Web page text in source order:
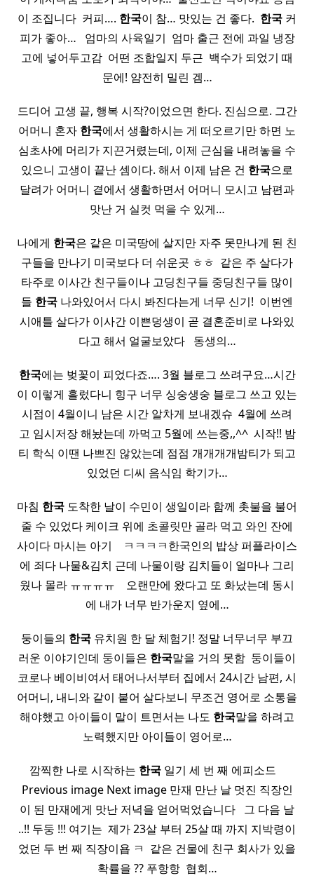
이 조집니다 ​ 커피…. 한국이 참… 맛있는 건 좋다. ​ 한국 커
피가 좋아… ​ ​ 엄마의 사육일기 ​ 엄마 출근 전에 과일 냉장
고에 넣어두고감 ​ 어떤 조합일지 두근 ​ 백수가 되었기 때
문에! 얌전히 밀린 겜…
드디어 고생 끝, 행복 시작?이었으면 한다. 진심으로. 그간
어머니 혼자 한국에서 생활하시는 게 떠오르기만 하면 노
심초사에 머리가 지끈거렸는데, 이제 근심을 내려놓을 수
있으니 고생이 끝난 셈이다. 해서 이제 남은 건 한국으로
달려가 어머니 곁에서 생활하면서 어머니 모시고 남편과
맛난 거 실컷 먹을 수 있게…
나에게 한국은 같은 미국땅에 살지만 자주 못만나게 된 친
구들을 만나기 미국보다 더 쉬운곳 ㅎㅎ ​ 같은 주 살다가
타주로 이사간 친구들이나 고딩친구들 중딩친구들 많이
들 한국 나와있어서 다시 봐진다는게 너무 신기! ​ 이번엔
시애틀 살다가 이사간 이쁜덩생이 곧 결혼준비로 나와있
다고 해서 얼굴보았다 ​ ​ 동생의…
한국에는 벚꽃이 피었다죠…. 3월 블로그 쓰려구요…시간
이 이렇게 흘렀다니 힝구 너무 싱숭생숭 블로그 쓰고 있는
시점이 4월이니 남은 시간 알차게 보내겠슈 ​ 4월에 쓰려
고 임시저장 해놨는데 까먹고 5월에 쓰는중,,^^ ​ 시작!! 밤
티 학식 이땐 나쁘진 않았는데 점점 개개개개밤티가 되고
있었던 디씨 음식임 학기가…
마침 한국 도착한 날이 수민이 생일이라 함께 촛불을 불어
줄 수 있었다 케이크 위에 초콜릿만 골라 먹고 와인 잔에
사이다 마시는 아기 ​ ​ ​ ㅋㅋㅋㅋ한국인의 밥상 퍼플라이스
에 죄다 나물&김치 근데 나물이랑 김치들이 얼마나 그리
웠나 몰라 ㅠㅠㅠㅠ ​ ​ ​ 오랜만에 왔다고 또 화났는데 동시
에 내가 너무 반가운지 옆에…
둥이들의 한국 유치원 한 달 체험기! 정말 너무너무 부끄
러운 이야기인데 둥이들은 한국말을 거의 못함 ​ 둥이들이
코로나 베이비여서 태어나서부터 집에서 24시간 남편, 시
어머니, 내니와 같이 붙어 살다보니 무조건 영어로 소통을
해야했고 아이들이 말이 트면서는 나도 한국말을 하려고
노력했지만 아이들이 영어로…
깜찍한 나로 시작하는 한국 일기 세 번 째 에피소드 ​ ​ ​
Previous image Next image 만재 만난 날 멋진 직장인
이 된 만재에게 맛난 저녁을 얻어먹었습니다 ​ ​ 그 다음 날
..!! 두둥 !!! 여기는 ​ 제가 23살 부터 25살 때 까지 지박령이
었던 두 번 째 직장이욥 ㅋ ​ 같은 건물에 친구 회사가 있을
확률을 ?? 푸항항 ​ 협회…